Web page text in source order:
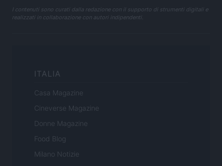
I contenuti sono curati dalla redazione con il supporto di strumenti digitali e
realizzati in collaborazione con autori indipendenti.
ITALIA
Casa Magazine
Cineverse Magazine
Donne Magazine
Food Blog
Milano Notizie